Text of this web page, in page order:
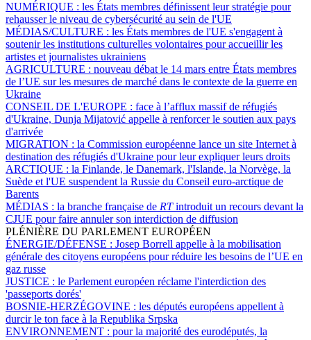
NUMÉRIQUE : les États membres définissent leur stratégie pour
rehausser le niveau de cybersécurité au sein de l'UE
MÉDIAS/CULTURE : les États membres de l'UE s'engagent à
soutenir les institutions culturelles volontaires pour accueillir les
artistes et journalistes ukrainiens
AGRICULTURE : nouveau débat le 14 mars entre États membres
de l’UE sur les mesures de marché dans le contexte de la guerre en
Ukraine
CONSEIL DE L'EUROPE : face à l’afflux massif de réfugiés
d'Ukraine, Dunja Mijatović appelle à renforcer le soutien aux pays
d'arrivée
MIGRATION : la Commission européenne lance un site Internet à
destination des réfugiés d'Ukraine pour leur expliquer leurs droits
ARCTIQUE : la Finlande, le Danemark, l'Islande, la Norvège, la
Suède et l'UE suspendent la Russie du Conseil euro-arctique de
Barents
MÉDIAS : la branche française de RTintroduit un recours devant la
CJUE pour faire annuler son interdiction de diffusion
PLÉNIÈRE DU PARLEMENT EUROPÉEN
ÉNERGIE/DÉFENSE : Josep Borrell appelle à la mobilisation
générale des citoyens européens pour réduire les besoins de l’UE en
gaz russe
JUSTICE : le Parlement européen réclame l'interdiction des
'passeports dorés'
BOSNIE-HERZÉGOVINE : les députés européens appellent à
durcir le ton face à la Republika Srpska
ENVIRONNEMENT : pour la majorité des eurodéputés, la